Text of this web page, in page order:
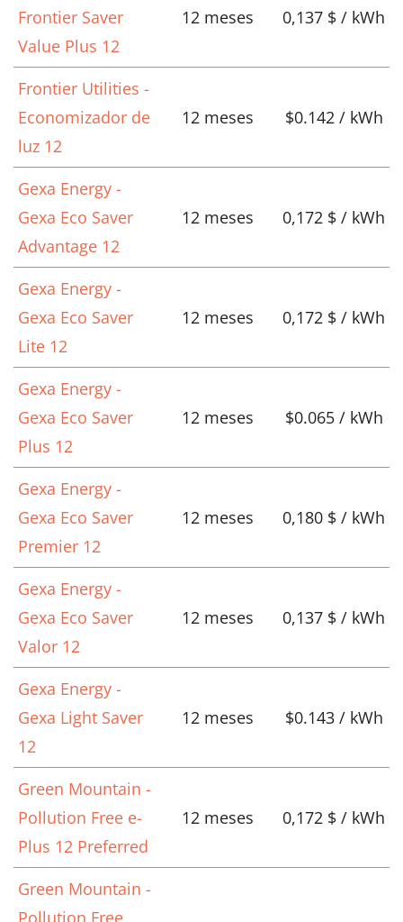
Frontier Saver
Value Plus 12
12 meses 0,137 $ / kWh
Frontier Utilities -
Economizador de
luz 12
12 meses $0.142 / kWh
Gexa Energy -
Gexa Eco Saver
Advantage 12
12 meses 0,172 $ / kWh
Gexa Energy -
Gexa Eco Saver
Lite 12
12 meses 0,172 $ / kWh
Gexa Energy -
Gexa Eco Saver
Plus 12
12 meses $0.065 / kWh
Gexa Energy -
Gexa Eco Saver
Premier 12
12 meses 0,180 $ / kWh
Gexa Energy -
Gexa Eco Saver
Valor 12
12 meses 0,137 $ / kWh
Gexa Energy -
Gexa Light Saver
12
12 meses $0.143 / kWh
Green Mountain -
Pollution Free e-
Plus 12 Preferred
12 meses 0,172 $ / kWh
Green Mountain -
Pollution Free